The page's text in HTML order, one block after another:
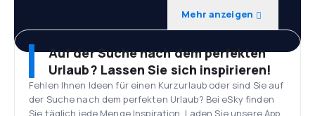
Mehr anzeigen
Auf der Suche nach dem perfekten
Urlaub? Lassen Sie sich inspirieren!
Fehlen Ihnen Ideen für einen Kurzurlaub oder sind Sie auf
der Suche nach dem perfekten Urlaub? Bei eSky finden
Sie täglich jede Menge Inspiration. Laden Sie unsere App